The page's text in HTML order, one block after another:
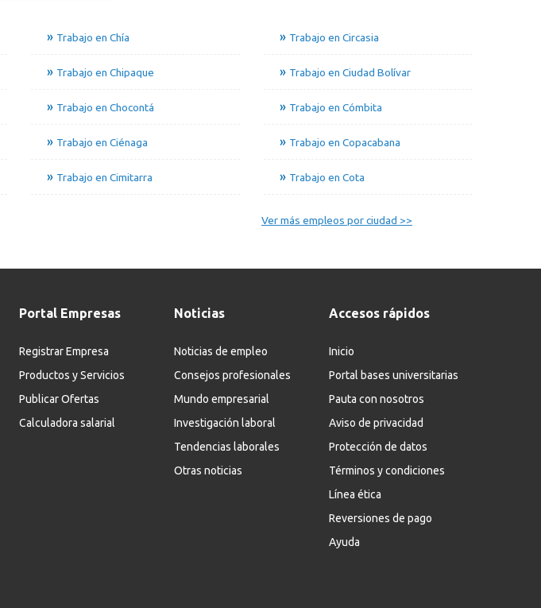
Trabajo en Chía
Trabajo en Chipaque
Trabajo en Chocontá
Trabajo en Ciénaga
Trabajo en Cimitarra
Trabajo en Circasia
Trabajo en Ciudad Bolívar
Trabajo en Cómbita
Trabajo en Copacabana
Trabajo en Cota
Ver más empleos por ciudad >>
Portal Empresas
Registrar Empresa
Productos y Servicios
Publicar Ofertas
Calculadora salarial
Noticias
Noticias de empleo
Consejos profesionales
Mundo empresarial
Investigación laboral
Tendencias laborales
Otras noticias
Accesos rápidos
Inicio
Portal bases universitarias
Pauta con nosotros
Aviso de privacidad
Protección de datos
Términos y condiciones
Línea ética
Reversiones de pago
Ayuda